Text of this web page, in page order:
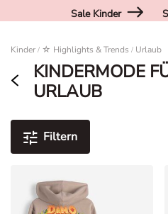
Sale Kinder
Kinder / ☆ Highlights & Trends / Urlaub
KINDERMODE
URLAUB
Filtern